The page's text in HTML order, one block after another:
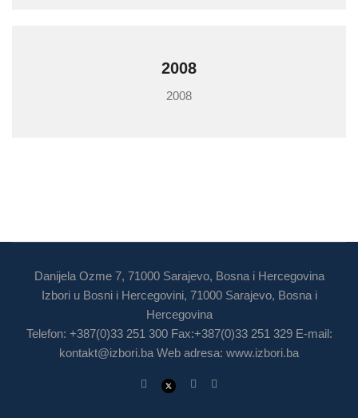
2008
2008
Danijela Ozme 7, 71000 Sarajevo, Bosna i Hercegovina
Izbori u Bosni i Hercegovini, 71000 Sarajevo, Bosna i
Hercegovina
Telefon: +387(0)33 251 300 Fax:+387(0)33 251 329 E-mail:
kontakt@izbori.ba Web adresa: www.izbori.ba